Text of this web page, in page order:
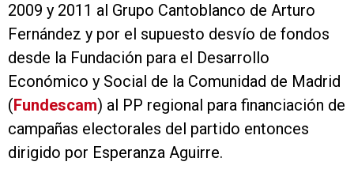
2009 y 2011 al Grupo Cantoblanco de Arturo
Fernández y por el supuesto desvío de fondos
desde la Fundación para el Desarrollo
Económico y Social de la Comunidad de Madrid
(Fundescam) al PP regional para financiación de
campañas electorales del partido entonces
dirigido por Esperanza Aguirre.